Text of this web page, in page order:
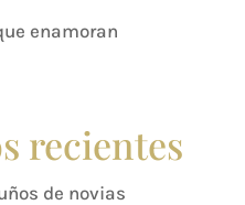
enamoran
recientes
de novias